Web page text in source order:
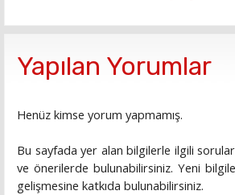
Yapılan Yorumlar
Henüz kimse yorum yapmamış.
Bu sayfada yer alan bilgilerle ilgili
ve önerilerde bulunabilirsiniz. Yeni
gelişmesine katkıda bulunabilirsiniz.